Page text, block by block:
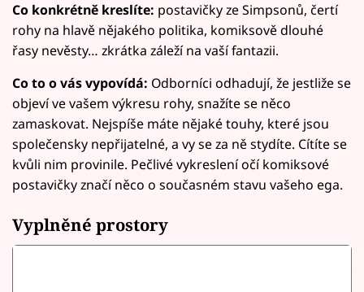
Co konkrétně kreslíte: postavičky ze Simpsonů, čertí
rohy na hlavě nějakého politika, komiksově dlouhé
řasy nevěsty… zkrátka záleží na vaší fantazii.
Co to o vás vypovídá: Odborníci odhadují, že jestliže se
objeví ve vašem výkresu rohy, snažíte se něco
zamaskovat. Nejspíše máte nějaké touhy, které jsou
společensky nepřijatelné, a vy se za ně stydíte. Cítíte se
kvůli nim provinile. Pečlivé vykreslení očí komiksové
postavičky značí něco o současném stavu vašeho ega.
Vyplněné prostory